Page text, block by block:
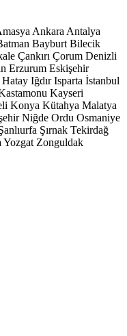
Ankara Antalya
Bayburt Bilecik
Çankırı Çorum Denizli
Erzurum Eskişehir
Hatay Iğdır Isparta İstanbul
Kayseri
Konya Kütahya Malatya
Niğde Ordu Osmaniye
Şırnak Tekirdağ
Yozgat Zonguldak